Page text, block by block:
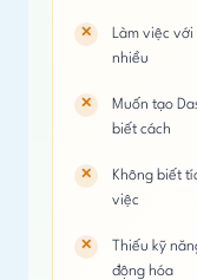
Làm việc
nhiều
Muốn tạo
biết cách
Không biết
việc
Thiếu kỹ
động hóa